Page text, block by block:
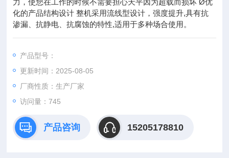
力，使您在工作的时候不需要担心天平因为超载而损坏 Ø优
化的产品结构设计 整机采用流线型设计，强度提升,具有抗
渗漏、抗静电、抗腐蚀的特性,适用于多种场合使用。
产品型号：
更新时间：2025-08-05
厂商性质：生产厂家
访问量：745
产品咨询 15205178810